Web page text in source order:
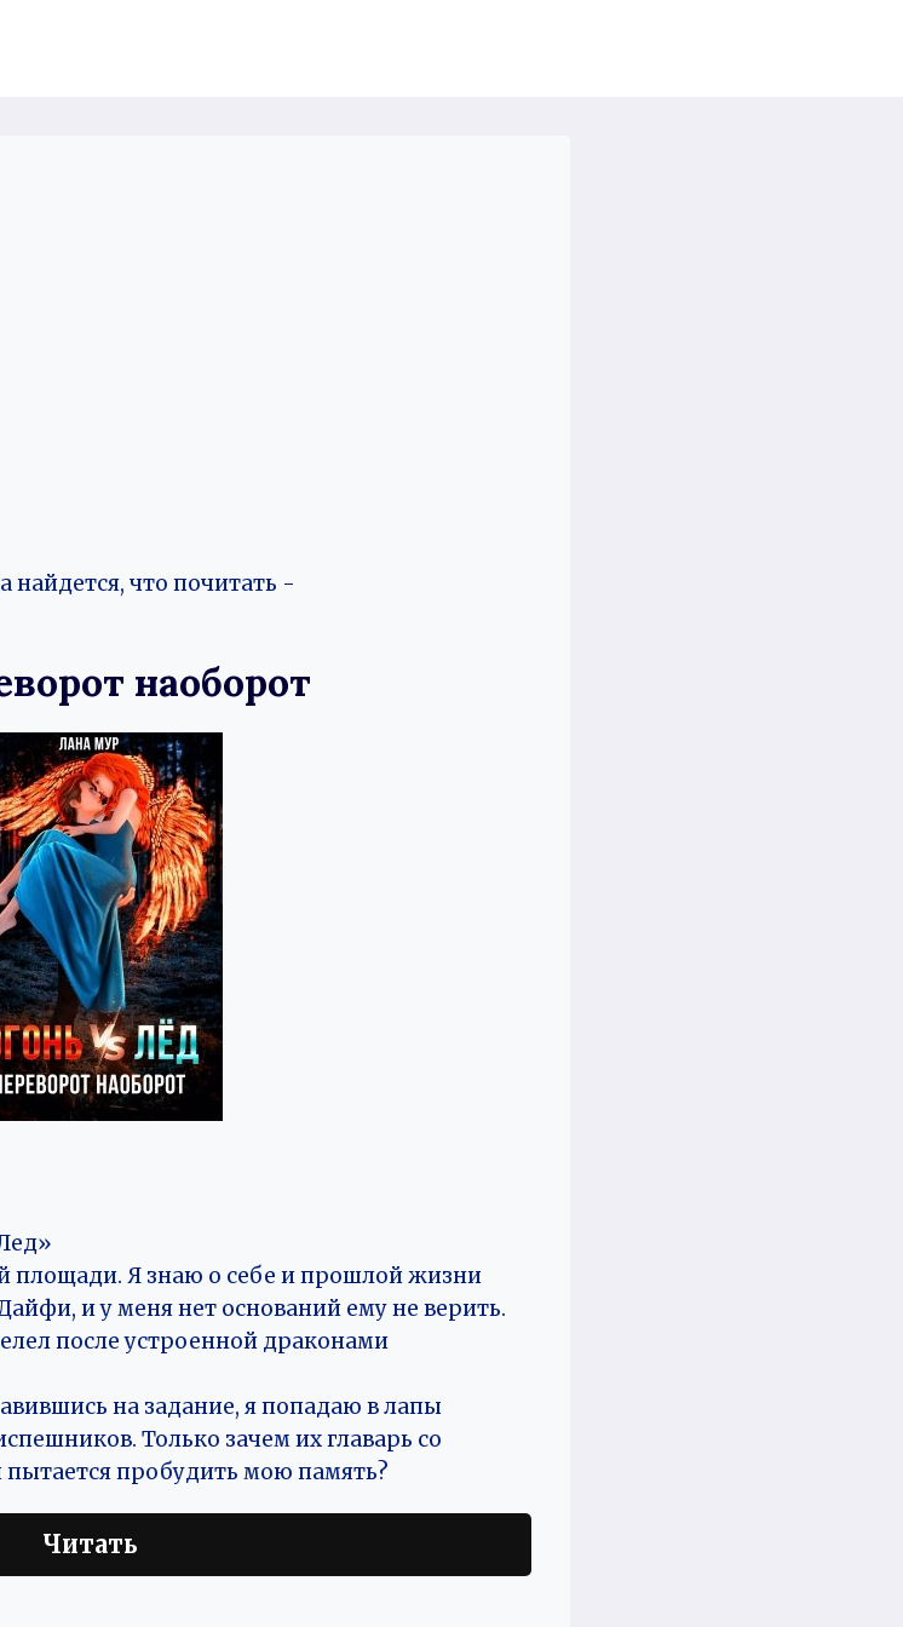
найдется, что почитать -
наоборот
площади. Я знаю о себе и прошлой жизни
и у меня нет оснований ему не верить.
после устроенной драконами
на задание, я попадаю в лапы
Только зачем их главарь со
пробудить мою память?
Читать